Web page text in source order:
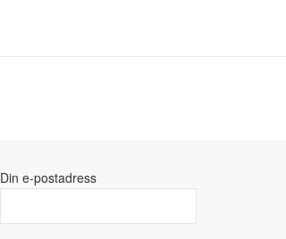
Din e-postadress